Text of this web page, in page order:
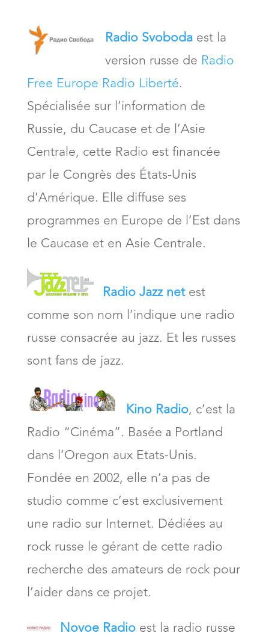
Radio Svobodaest la
version russe de Radio
Free Europe Radio Liberté.
Spécialisée sur l’information de
Russie, du Caucase et de l’Asie
Centrale, cette Radio est financée
par le Congrès des États-Unis
d’Amérique. Elle diffuse ses
programmes en Europe de l’Est dans
le Caucase et en Asie Centrale.
Radio Jazz netest
comme son nom l’indique une radio
russe consacrée au jazz. Et les russes
sont fans de jazz.
Kino Radio, c’est la
Radio “Cinéma”. Basée а Portland
dans l’Oregon aux Etats-Unis.
Fondée en 2002, elle n’a pas de
studio comme c’est exclusivement
une radio sur Internet. Dédiées au
rock russe le gérant de cette radio
recherche des amateurs de rock pour
l’aider dans ce projet.
Novoe Radioest la radio russe